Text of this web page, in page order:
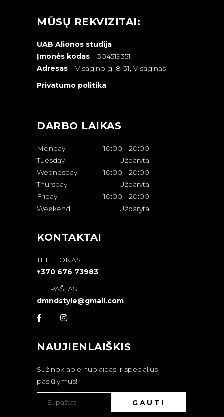
MŪSŲ REKVIZITAI:
UAB Alionos studija
Įmonės kodas – 304519351
Adresas – Visagino g. 8-31, Visaginas
Privatumo politika
DARBO LAIKAS
Monday 10:00 - 20:00
Tuesday
Uždaryta
Wednesday
10:00 - 20:00
Thursday
Uždaryta
Friday
10:00 - 20:00
Weekend
Uždaryta
KONTAKTAI
TELEFONAS
+370 676 73983
EL. PAŠTAS:
dmndstyle@gmail.com
NAUJIENLAIŠKIS
Sužinok apie nuolaidas ir specialius
pasiūlymus!